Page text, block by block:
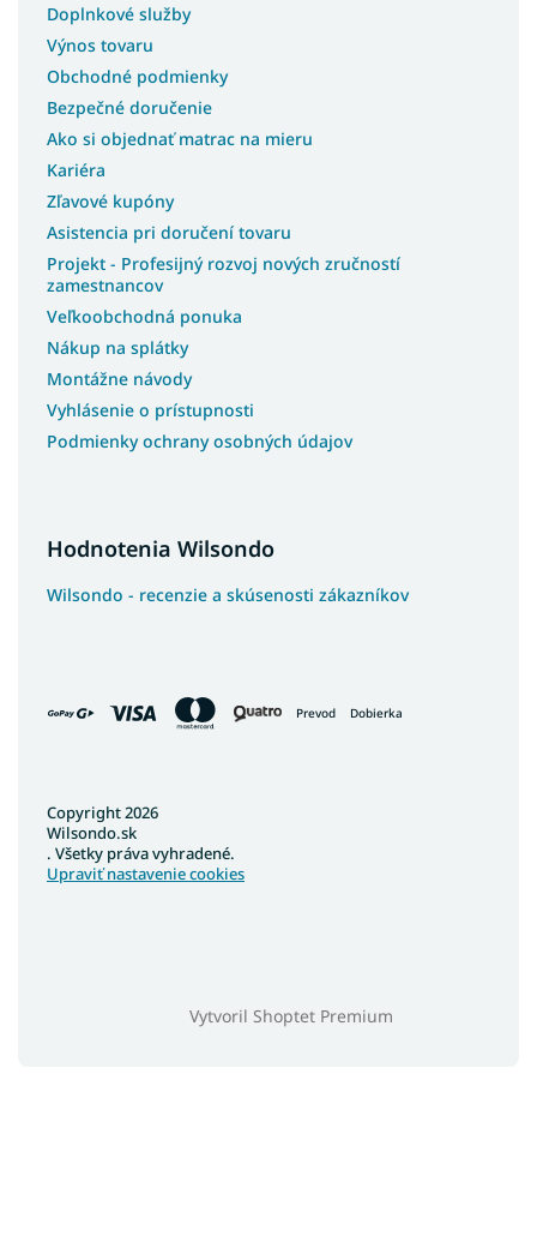
Doplnkové služby
Výnos tovaru
Obchodné podmienky
Bezpečné doručenie
Ako si objednať matrac na mieru
Kariéra
Zľavové kupóny
Asistencia pri doručení tovaru
Projekt - Profesijný rozvoj nových zručností
zamestnancov
Veľkoobchodná ponuka
Nákup na splátky
Montážne návody
Vyhlásenie o prístupnosti
Podmienky ochrany osobných údajov
Hodnotenia Wilsondo
Wilsondo - recenzie a skúsenosti zákazníkov
Prevod Dobierka
Vytvoril Shoptet Premium
Copyright 2026
Wilsondo.sk
. Všetky práva vyhradené.
Upraviť nastavenie cookies